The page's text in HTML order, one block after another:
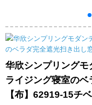
ステムシステムシス
テムシステムシステ
ムシステムシステム
システムシステムシ
ステムシステムシス
テムシステムシステ
ムシステムシステム
ベ
レバ
华欣シンプリングモ
ライジング寝室の
【布】62919-15チ